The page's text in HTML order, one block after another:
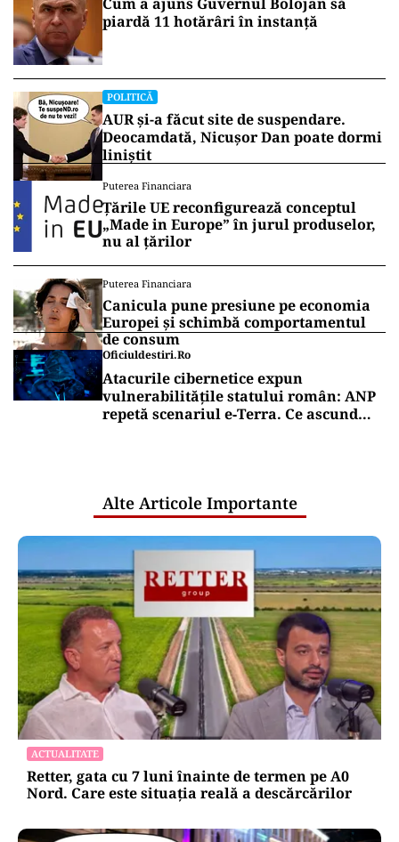
piardă 11 hotărâri în instanță
POLITICĂ
AUR și-a făcut site de suspendare.
Deocamdată, Nicușor Dan poate dormi
liniștit
Puterea Financiara
Țările UE reconfigurează conceptul
„Made in Europe” în jurul produselor,
nu al țărilor
Puterea Financiara
Canicula pune presiune pe economia
Europei și schimbă comportamentul
de consum
Oficiuldestiri.ro
Atacurile cibernetice expun
vulnerabilitățile statului român: ANP
repetă scenariul e‑Terra. Ce ascund
Alte Articole Importante
ACTUALITATE
Retter, gata cu 7 luni înainte de termen pe A0
Nord. Care este situația reală a descărcărilor